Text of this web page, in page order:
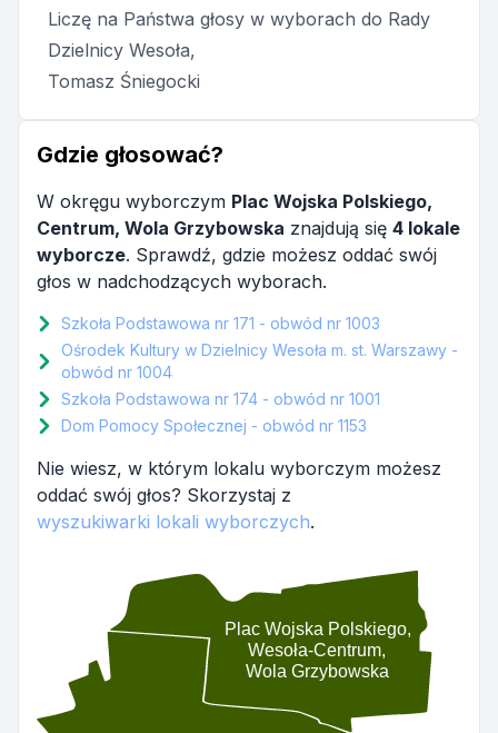
Liczę na Państwa głosy w wyborach do Rady
Dzielnicy Wesoła,
Tomasz Śniegocki
Gdzie głosować?
W okręgu wyborczym Plac Wojska Polskiego,
Centrum, Wola Grzybowska znajdują się 4 lokale
wyborcze. Sprawdź, gdzie możesz oddać swój
głos w nadchodzących wyborach.
Szkoła Podstawowa nr 171 - obwód nr 1003
Ośrodek Kultury w Dzielnicy Wesoła m. st. Warszawy -
obwód nr 1004
Szkoła Podstawowa nr 174 - obwód nr 1001
Dom Pomocy Społecznej - obwód nr 1153
Nie wiesz, w którym lokalu wyborczym możesz
oddać swój głos? Skorzystaj z
wyszukiwarki lokali wyborczych.
Plac Wojska Polskiego,
Wesoła-Centrum,
Wola Grzybowska